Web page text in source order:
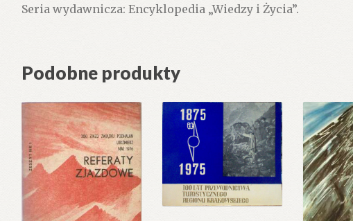
Seria wydawnicza: Encyklopedia „Wiedzy i Życia”.
Podobne produkty